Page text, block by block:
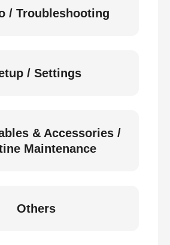
/ Troubleshooting
/ Settings
& Accessories /
Maintenance
Others